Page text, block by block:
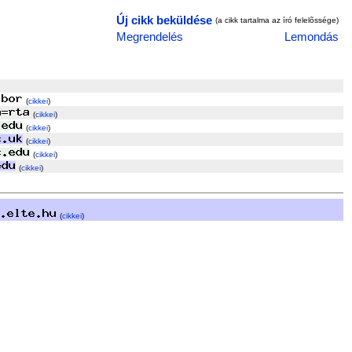
Új cikk beküldése (a cikk tartalma az író felelõssége)
Megrendelés Lemondás
(cikkei)
(cikkei)
(cikkei)
(cikkei)
(cikkei)
(cikkei)
(cikkei)